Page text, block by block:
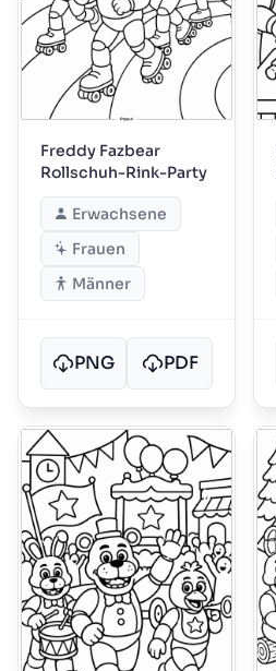
Freddy Fazbear
Rollschuh-Rink-Party
Erwachsene
Frauen
Männer
PNG PDF